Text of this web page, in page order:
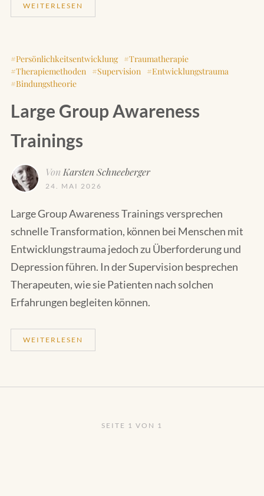
WEITERLESEN
Persönlichkeitsentwicklung
Traumatherapie
Therapiemethoden
Supervision
Entwicklungstrauma
Bindungstheorie
Large Group Awareness
Trainings
Von Karsten Schneeberger
24. MAI 2026
Large Group Awareness Trainings versprechen
schnelle Transformation, können bei Menschen mit
Entwicklungstrauma jedoch zu Überforderung und
Depression führen. In der Supervision besprechen
Therapeuten, wie sie Patienten nach solchen
Erfahrungen begleiten können.
WEITERLESEN
SEITE 1 VON 1